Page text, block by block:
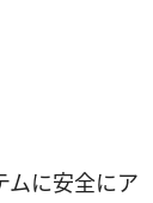
ムに安全にア